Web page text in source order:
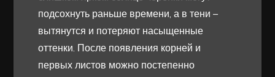
подсохнуть раньше времени, а в тени –
вытянутся и потеряют насыщенные
оттенки. После появления корней и
первых листов можно постепенно